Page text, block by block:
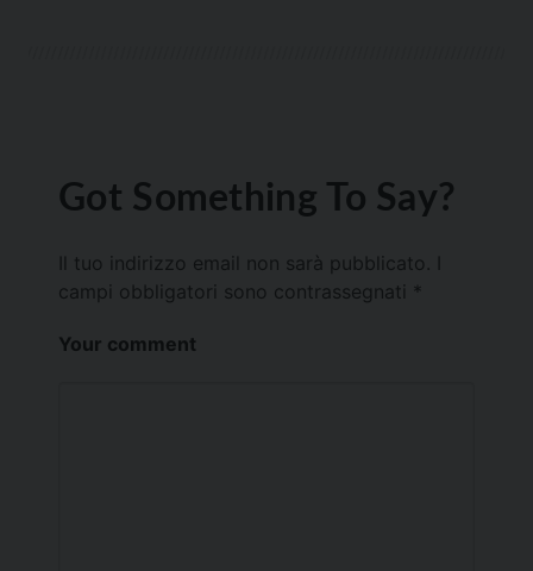
Got Something To Say?
Il tuo indirizzo email non sarà pubblicato.
campi obbligatori sono contrassegnati *
Your comment